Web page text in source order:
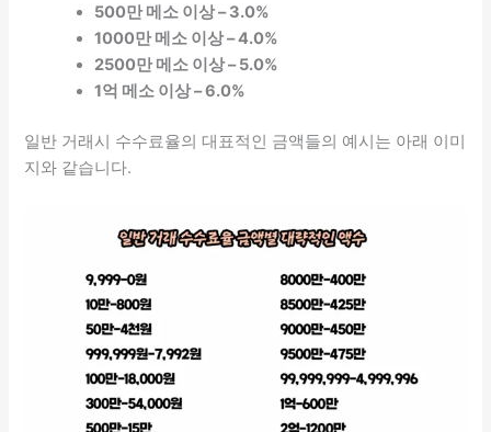
500만 메소 이상 – 3.0%
1000만 메소 이상 – 4.0%
2500만 메소 이상 – 5.0%
1억 메소 이상 – 6.0%
일반 거래시 수수료율의 대표적인 금액들의 예시는 아래 이미
지와 같습니다.